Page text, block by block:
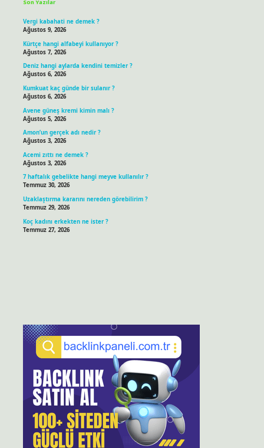
Son Yazılar
Vergi kabahati ne demek ?
Ağustos 9, 2026
Kürtçe hangi alfabeyi kullanıyor ?
Ağustos 7, 2026
Deniz hangi aylarda kendini temizler ?
Ağustos 6, 2026
Kumkuat kaç günde bir sulanır ?
Ağustos 6, 2026
Avene güneş kremi kimin malı ?
Ağustos 5, 2026
Amon’un gerçek adı nedir ?
Ağustos 3, 2026
Acemi zıttı ne demek ?
Ağustos 3, 2026
7 haftalık gebelikte hangi meyve kullanılır ?
Temmuz 30, 2026
Uzaklaştırma kararını nereden görebilirim ?
Temmuz 29, 2026
Koç kadını erkekten ne ister ?
Temmuz 27, 2026